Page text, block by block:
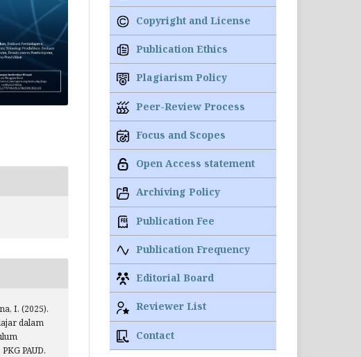
I. (2025).
dalam
PAUD.
Copyright and License
Publication Ethics
Plagiarism Policy
Peer-Review Process
Focus and Scopes
Open Access statement
Archiving Policy
Publication Fee
Publication Frequency
Editorial Board
Reviewer List
Contact